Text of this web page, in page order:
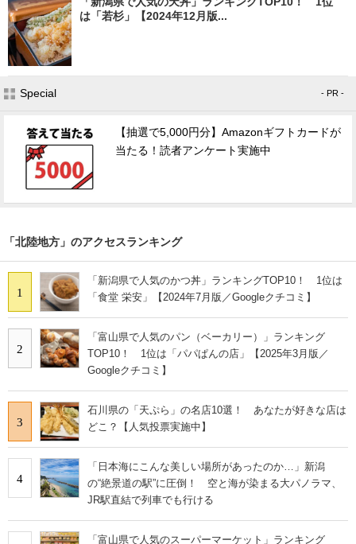
は「若杉」【2024年12月版...
Special - PR -
【抽選で5,000円分】Amazonギフトカードが
当たる！読者アンケート実施中
「北陸地方」のアクセスランキング
1
「新潟県で人気のかつ丼」ランキングTOP10！ 1位は
「食堂 栄安」【2024年7月版／Googleクチコミ】
2
「富山県で人気のパン（ベーカリー）」ランキング
TOP10！ 1位は「パパぱんの店」【2025年3月版／
Googleクチコミ】
3
石川県の「天ぷら」の名店10選！ あなたが好きな店は
どこ？【人気投票実施中】
4
「日本海にこんな美しい場所があったのか…」新潟
の“絶景道の駅”に圧倒！ 空と海が染まる大パノラマ、
JR駅直結で列車でも行ける
「富山県で人気のスーパーマーケット」ランキング